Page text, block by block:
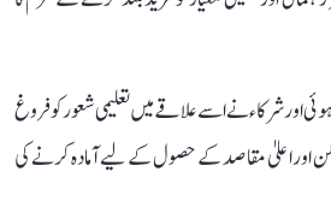
اور شرکاء نے اسے علاقے میں تعلیمی شعور کو فروغ
اور اعلیٰ مقاصد کے حصول کے لیے آمادہ کرنے کی